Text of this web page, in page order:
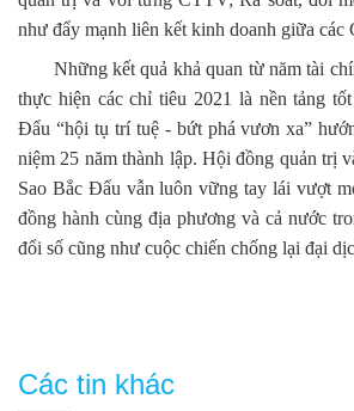
như đẩy mạnh liên kết kinh doanh giữa
Những kết quả khả quan từ năm tài
thực hiện các chỉ tiêu 2021 là nền tảng
Đẩu “hội tụ trí tuệ - bứt phá vươn xa”
niệm 25 năm thành lập. Hội đồng quản trị
Sao Bắc Đẩu vẫn luôn vững tay lái vượt
đồng hành cùng địa phương và cả nước
đổi số cũng như cuộc chiến chống lại đại
Các tin khác